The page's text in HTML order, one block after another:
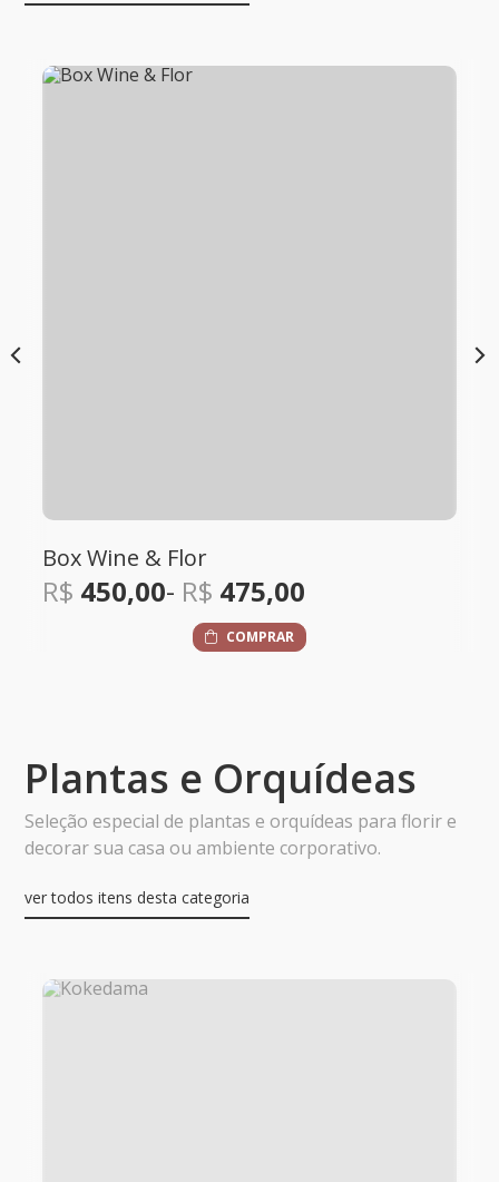
Cactus Praecereus
R$350,00
Plantas e Orquídeas
Seleção especial de plantas e orquídeas para florir e
decorar sua casa ou ambiente corporativo.
ver todos itens desta categoria